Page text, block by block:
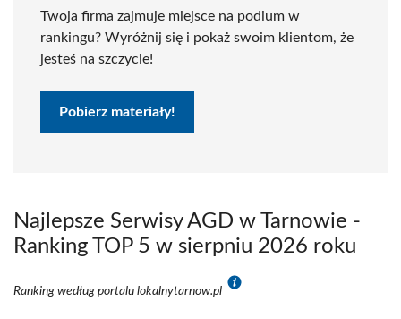
Twoja firma zajmuje miejsce na podium w
rankingu? Wyróżnij się i pokaż swoim klientom, że
jesteś na szczycie!
Pobierz materiały!
Najlepsze Serwisy AGD w Tarnowie -
Ranking TOP 5 w sierpniu 2026 roku
Ranking według portalu lokalnytarnow.pl